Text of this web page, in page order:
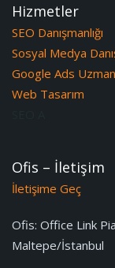
Hizmetler
SEO Danışmanlığı
Sosyal Medya
Google Ads
Web Tasarım
Ofis – İletişim
İletişime Geç
Ofis: Office Link
Maltepe/İstanbul